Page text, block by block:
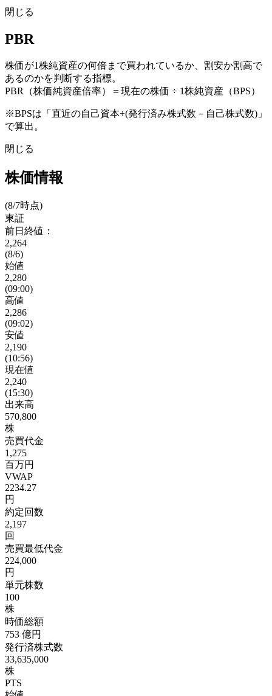
閉じる
PBR
株価が1株純資産の何倍まで買われているか、割安か割高で
あるのかを判断する指標。
PBR（株価純資産倍率）＝現在の株価 ÷ 1株純資産（BPS）
※BPSは「直近の自己資本÷(発行済み株式数－自己株式数)」
で算出。
閉じる
株価情報
(8/7時点)
東証
前日終値：
2,264
(8/6)
始値
2,280
(09:00)
高値
2,286
(09:02)
安値
2,190
(10:56)
現在値
2,240
(15:30)
出来高
570,800
株
売買代金
1,275
百万円
VWAP
2234.27
円
約定回数
2,197
回
売買最低代金
224,000
円
単元株数
100
株
時価総額
753 億円
発行済株式数
33,635,000
株
PTS